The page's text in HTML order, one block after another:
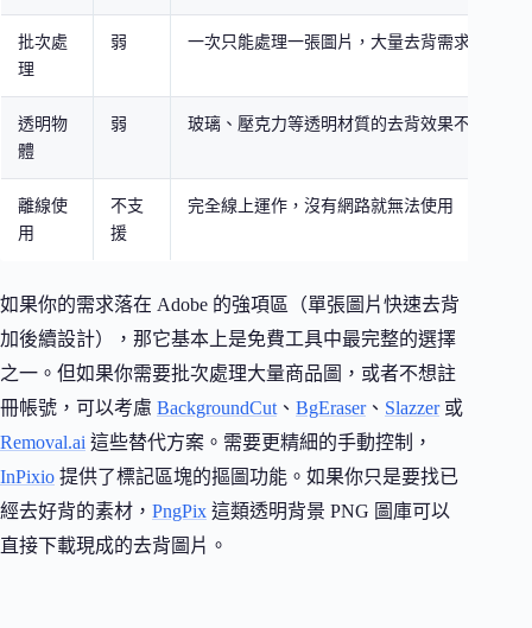
批次處
理
弱 一次只能處理一張圖片，大量去背需求效率較
透明物
體
弱 玻璃、壓克力等透明材質的去背效果不理想
離線使
用
不支
援
完全線上運作，沒有網路就無法使用
如果你的需求落在 Adobe 的強項區（單張圖片快速去背
加後續設計），那它基本上是免費工具中最完整的選擇
之一。但如果你需要批次處理大量商品圖，或者不想註
冊帳號，可以考慮 BackgroundCut 、 BgEraser、 Slazzer或
Removal.ai 這些替代方案。需要更精細的手動控制，
InPixio 提供了標記區塊的摳圖功能。如果你只是要找已
經去好背的素材， PngPix 這類透明背景 PNG 圖庫可以
直接下載現成的去背圖片。